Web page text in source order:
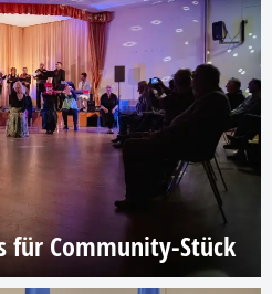
für Community-Stück